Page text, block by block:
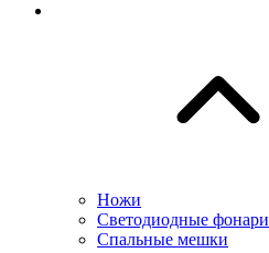
Ножи
Светодиодные фонари
Спальные мешки